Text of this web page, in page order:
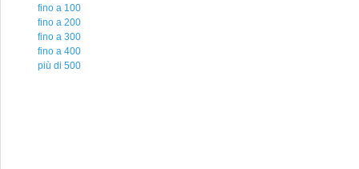
fino a 100
fino a 200
fino a 300
fino a 400
più di 500